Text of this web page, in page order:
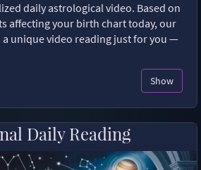
daily astrological video. Based on
affecting your birth chart today, our
a unique video reading just for you —
Show
Daily Reading